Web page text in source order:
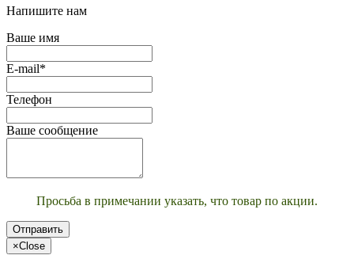
Напишите нам
Ваше имя
E-mail*
Телефон
Ваше сообщение
Просьба в примечании указать, что товар по акции.
Отправить
×Close